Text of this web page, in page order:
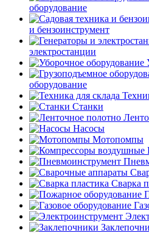
оборудование
и бензоинструмент
электростанции
оборудование
Станки
Насосы
Мотопомпы
Сварка